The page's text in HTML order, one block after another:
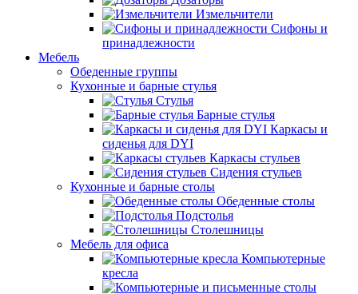
Измельчители
Сифоны и
принадлежности
Мебель
Обеденные группы
Кухонные и барные стулья
Стулья
Барные стулья
Каркасы и
сиденья для DYI
Каркасы стульев
Сидения стульев
Кухонные и барные столы
Обеденные столы
Подстолья
Столешницы
Мебель для офиса
Компьютерные
кресла